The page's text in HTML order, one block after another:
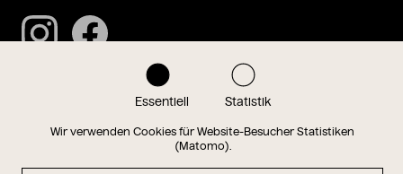
Essentiell Statistik
Wir verwenden Cookies für Website-Besucher Statistiken
(Matomo).
InstagramFacebook
Impressum